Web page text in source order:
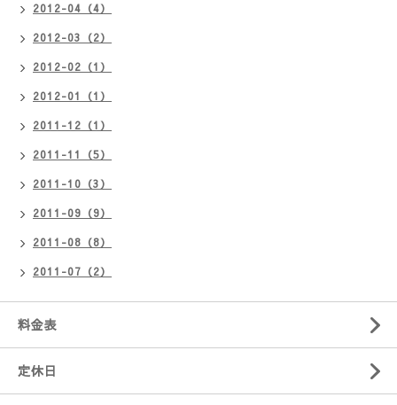
2012-04（4）
2012-03（2）
2012-02（1）
2012-01（1）
2011-12（1）
2011-11（5）
2011-10（3）
2011-09（9）
2011-08（8）
2011-07（2）
料金表
定休日